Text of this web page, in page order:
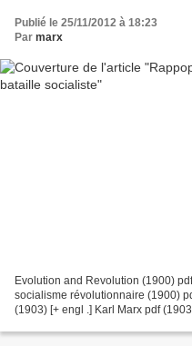
Publié le 25/11/2012 à 18:23
Par marx
Evolution and Revolution (1900)
socialisme révolutionnaire (1900)
(1903) [+ engl .] Karl Marx pdf